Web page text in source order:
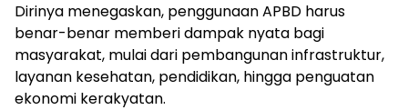
Dirinya menegaskan, penggunaan APBD harus
benar-benar memberi dampak nyata bagi
masyarakat, mulai dari pembangunan infrastruktur,
layanan kesehatan, pendidikan, hingga penguatan
ekonomi kerakyatan.